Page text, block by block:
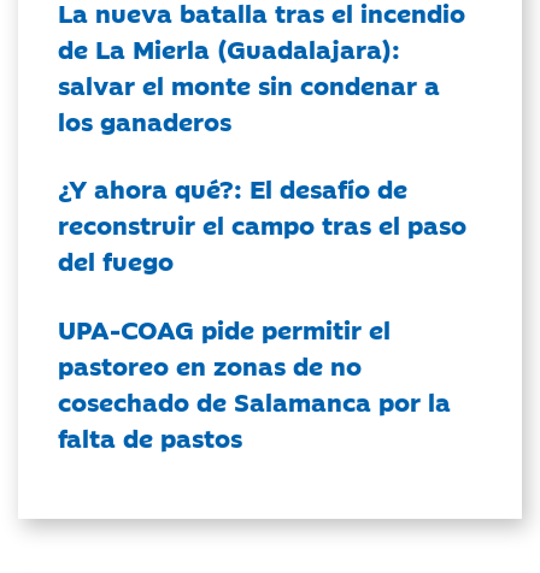
La nueva batalla tras el incendio
de La Mierla (Guadalajara):
salvar el monte sin condenar a
los ganaderos
¿Y ahora qué?: El desafío de
reconstruir el campo tras el paso
del fuego
UPA-COAG pide permitir el
pastoreo en zonas de no
cosechado de Salamanca por la
falta de pastos